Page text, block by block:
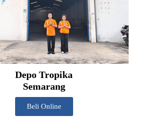
Depo Tropika
Semarang
Beli Online